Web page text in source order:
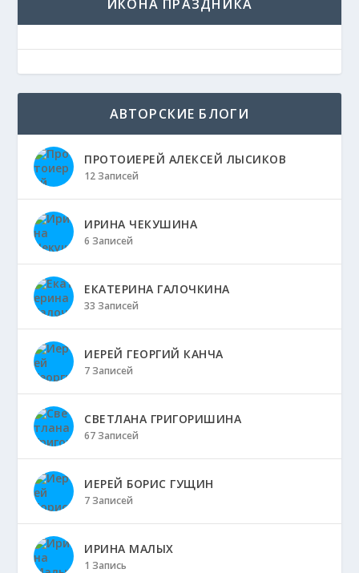
ИКОНА ПРАЗДНИКА
АВТОРСКИЕ БЛОГИ
ПРОТОИЕРЕЙ АЛЕКСЕЙ ЛЫСИКОВ
12 Записей
ИРИНА ЧЕКУШИНА
6 Записей
ЕКАТЕРИНА ГАЛОЧКИНА
33 Записей
ИЕРЕЙ ГЕОРГИЙ КАНЧА
7 Записей
СВЕТЛАНА ГРИГОРИШИНА
67 Записей
ИЕРЕЙ БОРИС ГУЩИН
7 Записей
ИРИНА МАЛЫХ
1 Запись